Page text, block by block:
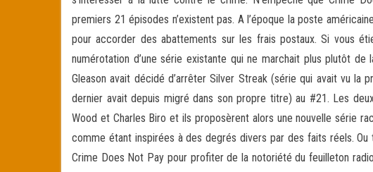
premiers 21 épisodes n’existent pas. A l’époque la poste
pour accorder des abattements sur les frais postaux. Si vous
numérotation d’une série existante qui ne marchait plus plutôt de
Gleason avait décidé d’arrêter Silver Streak (série qui avait vu la
dernier avait depuis migré dans son propre titre) au #21. Les
Wood et Charles Biro et ils proposèrent alors une nouvelle série
comme étant inspirées à des degrés divers par des faits réels.
Crime Does Not Pay pour profiter de la notoriété du feuilleton